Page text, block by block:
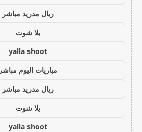
ريال مدريد مباشر
يلا شوت
yalla shoot
مباريات اليوم مباشر
ريال مدريد مباشر
يلا شوت
yalla shoot